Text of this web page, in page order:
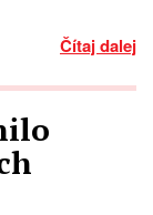
Čítaj dalej